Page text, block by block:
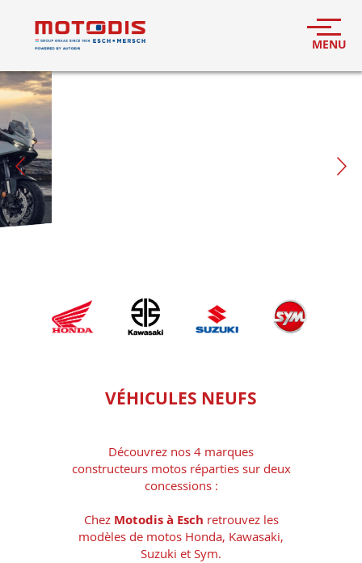
VÉHICULES NEUFS
Découvrez nos 4 marques
constructeurs motos réparties sur deux
concessions :
Chez Motodis à Esch retrouvez les
modèles de motos Honda, Kawasaki,
Suzuki et Sym.